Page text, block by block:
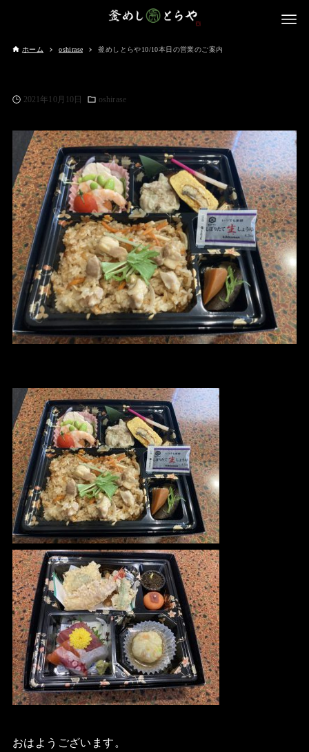
ホーム oshirase 釜めしとらや10/10本日の営業のご案内
2021年10月10日 oshirase
おはようございます。